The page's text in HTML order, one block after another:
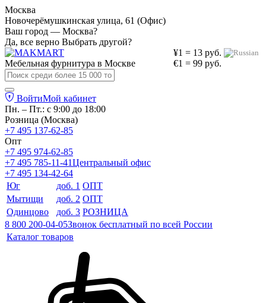
Москва
Новочерёмушкинская улица, 61 (Офис)
Ваш город — Москва?
Да, все верно Выбрать другой?
¥1 = 13 руб.
€1 = 99 руб.
Мебельная фурнитура в Москве
ВойтиМой кабинет
Пн. – Пт.: с 9:00 до 18:00
Розница (Москва)
+7 495 137-62-85
Опт
+7 495 974-62-85
+7 495 785-11-41Центральный офис
+7 495 134-42-64
Юг
доб. 1 ОПТ
Мытищи
доб. 2 ОПТ
Одинцово
доб. 3 РОЗНИЦА
8 800 200-04-05Звонок бесплатный по всей России
Каталог товаров